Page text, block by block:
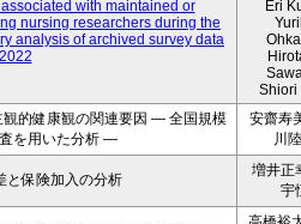
with maintained or
nursing researchers during the
analysis of archived survey data
Eri
Shiori
的健康観の関連要因 ― 全国規模
を用いた分析 ―
安齋寿
川
と保険加入の分析
増井正
宇